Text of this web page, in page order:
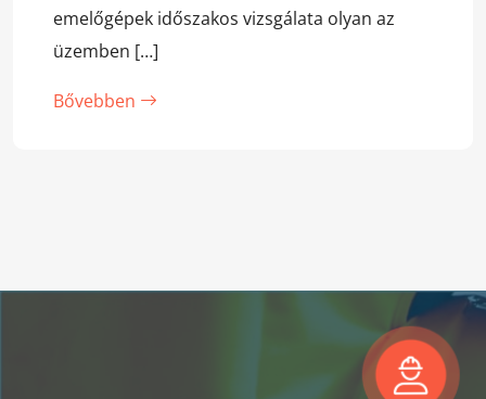
emelőgépek időszakos vizsgálata olyan az
üzemben […]
Bővebben